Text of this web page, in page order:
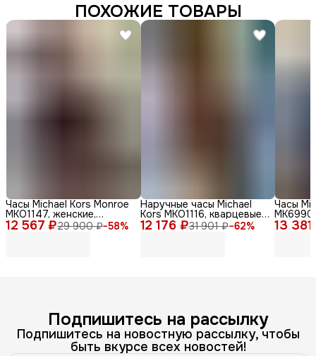
ПОХОЖИЕ ТОВАРЫ
12 567 ₽29 900 ₽−58%
Часы Michael Kors Monroe
MKO1147, женские,
кварцевые, дизайн Zebra
Print
12 176 ₽31 901 ₽−62%
Наручные часы Michael
Kors MKO1116, кварцевые,
женские, водонепр.,
стильный дизайн
13
Часы
сталь,
Подпишитесь на рассылку
Подпишитесь на новостную рассылку, чтобы
быть вкурсе всех новостей!